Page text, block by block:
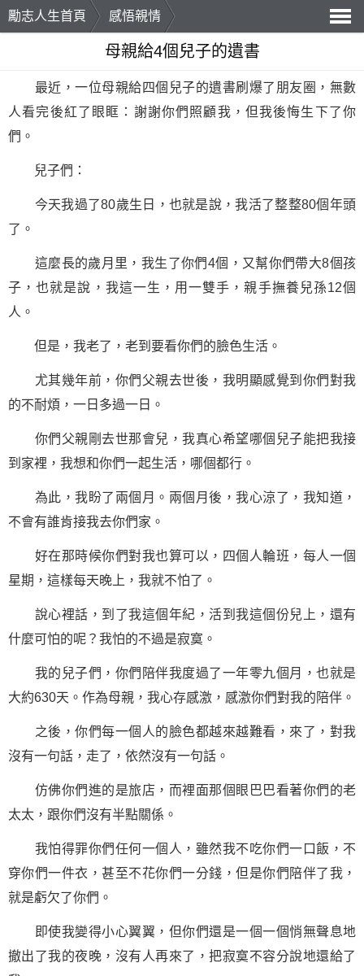
勵志人生首頁
感悟親情
導
航
母親給4個兒子的遺書
最近，一位母親給四個兒子的遺書刷爆了朋友圈，無數
人看完後紅了眼眶：謝謝你們照顧我，但我後悔生下了你
們。
兒子們：
今天我過了80歲生日，也就是說，我活了整整80個年頭
了。
這麼長的歲月里，我生了你們4個，又幫你們帶大8個孩
子，也就是說，我這一生，用一雙手，親手撫養兒孫12個
人。
但是，我老了，老到要看你們的臉色生活。
尤其幾年前，你們父親去世後，我明顯感覺到你們對我
的不耐煩，一日多過一日。
你們父親剛去世那會兒，我真心希望哪個兒子能把我接
到家裡，我想和你們一起生活，哪個都行。
為此，我盼了兩個月。兩個月後，我心涼了，我知道，
不會有誰肯接我去你們家。
好在那時候你們對我也算可以，四個人輪班，每人一個
星期，這樣每天晚上，我就不怕了。
說心裡話，到了我這個年紀，活到我這個份兒上，還有
什麼可怕的呢？我怕的不過是寂寞。
我的兒子們，你們陪伴我度過了一年零九個月，也就是
大約630天。作為母親，我心存感激，感激你們對我的陪伴。
之後，你們每一個人的臉色都越來越難看，來了，對我
沒有一句話 ，走了，依然沒有一句話。
仿佛你們進的是旅店，而裡面那個眼巴巴看著你們的老
太太，跟你們沒有半點關係。
我怕得罪你們任何一個人，雖然我不吃你們一口飯，不
穿你們一件衣，甚至不花你們一分錢，但是你們陪伴了我，
就是虧欠了你們。
即使我變得小心翼翼，但你們還是一個一個悄無聲息地
撤出了我的夜晚，沒有人再來了，把寂寞不容分說地還給了